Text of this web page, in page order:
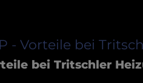
- Vorteile bei
bei Tritschler